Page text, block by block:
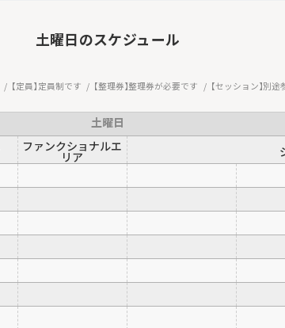
土曜日のスケジュール
定員 定員制です 整理券 整理券が必要です セッション 別途
土曜日
ファンクショナルエ
リア